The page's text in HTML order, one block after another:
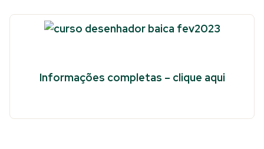
Informações completas – clique aqui